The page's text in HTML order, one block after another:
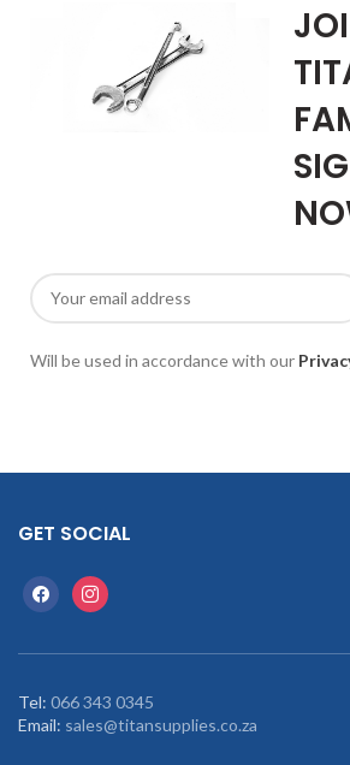
Will be used in accordance with our
GET SOCIAL
Tel: 066 343 0345
Email: sales@titansupplies.co.za